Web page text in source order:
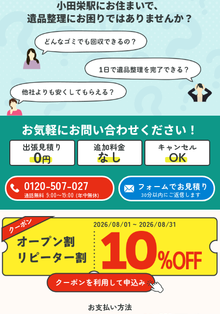
分では手が回らなかった
場所も含め、プロの力を
実感しました。
特に、物が散乱していた
部屋の整理や、細かなア
イテムの仕分けを迅速か
つ丁寧に対応していただ
けたのがありがたかった
です。家族それぞれが必
要なものを確認しながら
進めることができ、安心
できました。さらに、作
業終了後には部屋全体を
清掃していただき、まる
で新しい家のような清潔
てくださり、作業の流れ
や注意点をしっかり説明
していただけたので、こ
ちらも安心感を持って作
業を見守ることができま
した。運び出しの際も、
壁や床を傷つけないよう
に細心の注意を払ってい
ただき、家全体がスムー
ズに片付いていくのがと
業が終わった後には、こ
ちらからお願いしなくて
も部屋を簡単に清掃して
いただけたのも好印象で
した。
サイクル可能なものにつ
いても教えていただき、
今後の片付けにも役立つ
知識が増えました。また
何かあれば、ぜひお願い
したいと思っています。
心のこもったサービスを
ありがとうございまし
た。
小田栄駅にお住まいで、
遺品整理にお困りではありませんか？
お気軽にお問い合わせください！
出張見積り
0円
追加料金
なし
キャンセル
OK
0120-507-027
通話無料 9:00〜19:00 (年中無休)
フォームでお見積り
30分以内にご返信します
2026/08/01 ~ 2026/08/31
お支払い方法